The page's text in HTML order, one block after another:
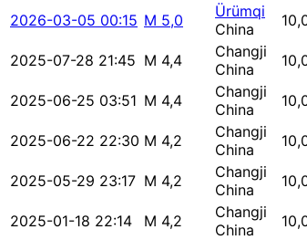
2026-03-05 00:15 M 5,0
Ürümqi
China
2025-07-28 21:45 M 4,4
Changji
China
2025-06-25 03:51 M 4,4
Changji
China
2025-06-22 22:30 M 4,2
Changji
China
2025-05-29 23:17 M 4,2
Changji
China
2025-01-18 22:14 M 4,2
Changji
China